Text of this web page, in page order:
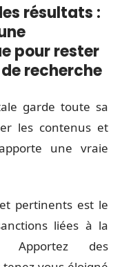
résultats :
pour rester
recherche
garde toute sa
les contenus et
une vraie
pertinents est le
liées à la
Apportez des